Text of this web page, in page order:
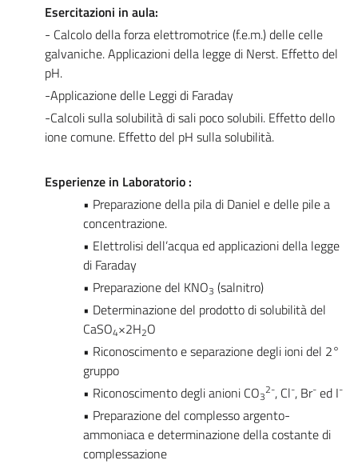
Esercitazioni in aula:
- Calcolo della forza elettromotrice (f.e.m.) delle celle
galvaniche. Applicazioni della legge di Nerst. Effetto del
pH.
-Applicazione delle Leggi di Faraday
-Calcoli sulla solubilità di sali poco solubili. Effetto dello
ione comune. Effetto del pH sulla solubilità.
Esperienze in Laboratorio :
• Preparazione della pila di Daniel e delle pile a
concentrazione.
• Elettrolisi dell’acqua ed applicazioni della legge
di Faraday
• Preparazione del KNO3 (salnitro)
• Determinazione del prodotto di solubilità del
CaSO4×2H2O
• Riconoscimento e separazione degli ioni del 2°
gruppo
• Riconoscimento degli anioni CO32-, Cl-, Br- ed I-
• Preparazione del complesso argento-
ammoniaca e determinazione della costante di
complessazione